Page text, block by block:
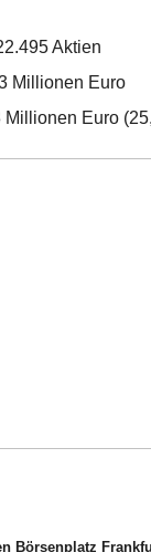
Aktien
Millionen Euro
Euro
Börsenplatz